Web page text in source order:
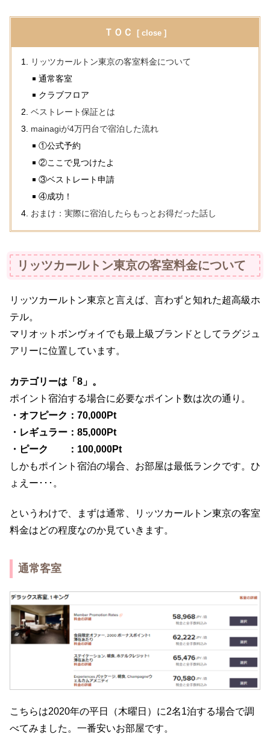
ＴＯＣ
リッツカールトン東京の客室料金について
通常客室
クラブフロア
ベストレート保証とは
mainagiが4万円台で宿泊した流れ
①公式予約
②ここで見つけたよ
③ベストレート申請
④成功！
おまけ：実際に宿泊したらもっとお得だった話し
リッツカールトン東京の客室料金について
リッツカールトン東京と言えば、言わずと知れた超高級ホ
テル。
マリオットボンヴォイでも最上級ブランドとしてラグジュ
アリーに位置しています。
カテゴリーは「8」。
ポイント宿泊する場合に必要なポイント数は次の通り。
・オフピーク：70,000Pt
・レギュラー：85,000Pt
・ピーク ：100,000Pt
しかもポイント宿泊の場合、お部屋は最低ランクです。ひ
ょえー･･･。
というわけで、まずは通常、リッツカールトン東京の客室
料金はどの程度なのか見ていきます。
通常客室
こちらは2020年の平日（木曜日）に2名1泊する場合で調
べてみました。一番安いお部屋です。